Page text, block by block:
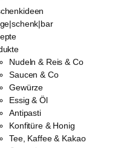
Nudeln & Reis & Co
Saucen & Co
Gewürze
Essig & Öl
Antipasti
Konfitüre & Honig
Tee, Kaffee & Kakao